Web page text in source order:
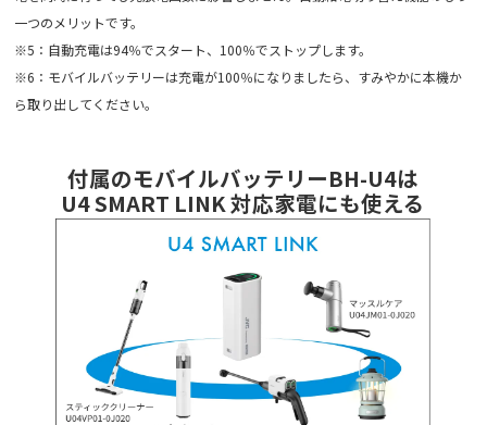
一つのメリットです。
※5：自動充電は94％でスタート、100％でストップします。
※6：モバイルバッテリーは充電が100％になりましたら、すみやかに本機か
ら取り出してください。
付属のモバイルバッテリーBH-U4は
U4 SMART LINK 対応家電にも使える